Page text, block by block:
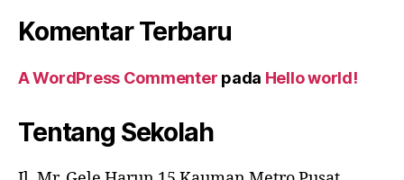
Komentar Terbaru
A WordPress Commenter pada Hello world!
Tentang Sekolah